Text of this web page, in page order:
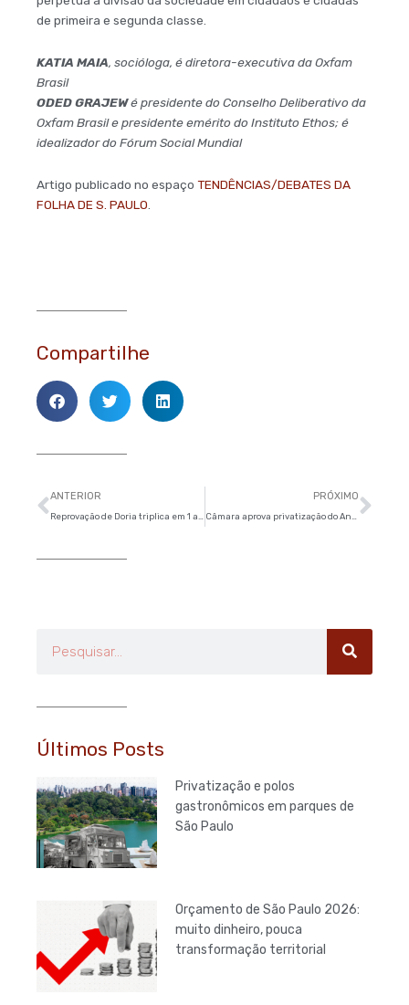
de primeira e segunda classe.
KATIA MAIA, socióloga, é diretora-executiva da Oxfam
Brasil
ODED GRAJEWé presidente do Conselho Deliberativo da
Oxfam Brasil e presidente emérito do Instituto Ethos; é
idealizador do Fórum Social Mundial
Artigo publicado no espaço TENDÊNCIAS/DEBATES DA
FOLHA DE S. PAULO
Compartilhe
Anterior
ANTERIOR PRÓXIMO
Últimos Posts
Privatização e polos
gastronômicos em parques de
São Paulo
Orçamento de São Paulo 2026:
muito dinheiro, pouca
transformação territorial